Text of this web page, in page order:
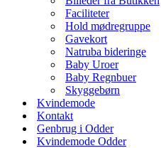
Faciliteter
Hold mødregruppe
Gavekort
Natruba bideringe
Baby Uroer
Baby Regnbuer
Skyggebørn
Kvindemode
Kontakt
Genbrug i Odder
Kvindemode Odder